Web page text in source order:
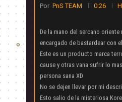
Por PnS TEAM 0:26
De la mano del sercano
encargado de bastardear con
Este es un producto marca
cause y otras vana sufrir lo
persona sana XD
No se dejen llevar por mi
Esto salio de la misteriosa